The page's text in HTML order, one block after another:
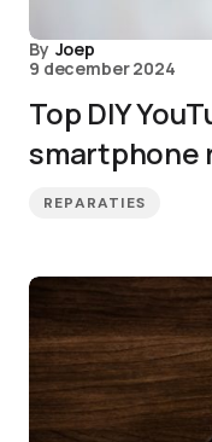
By Joep
9 december 2024
Top DIY
smartphone
REPARATIES